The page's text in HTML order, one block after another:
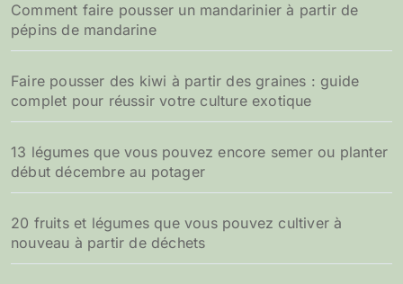
Comment faire pousser un mandarinier à partir de
pépins de mandarine
Faire pousser des kiwi à partir des graines : guide
complet pour réussir votre culture exotique
13 légumes que vous pouvez encore semer ou planter
début décembre au potager
20 fruits et légumes que vous pouvez cultiver à
nouveau à partir de déchets